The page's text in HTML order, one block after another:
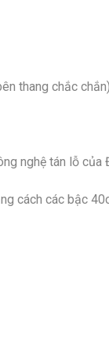
thang chắc
nghệ tán lỗ của
cách các bậc